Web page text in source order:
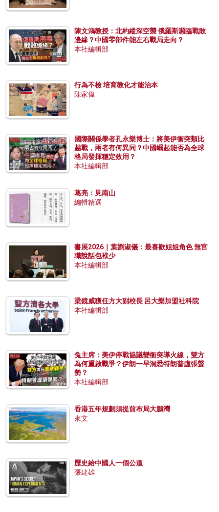
陳文鴻教授：北約縱深空襲 俄羅斯瀕臨戰敗
邊緣？中國零部件能左右戰局走向？
本社編輯部
行為不檢 培育教化才能治本
陳家偉
國際關係學者孔永樂博士：將美伊衝突類比
越戰，兩者有何異同？中國崛起能否為全球
格局發揮穩定效用？
本社編輯部
葛亮：見南山
編輯精選
書展2026｜葉劉淑儀：最喜歡姐姐角色 無官
職說話包袱少
本社編輯部
梁鏡威獲任方大副校長 呂大樂加盟社科院
本社編輯部
兔主席：美伊停戰協議變衝突導火線，雙方
為何重啟戰爭？伊朗一早洞悉特朗普虛張聲
勢？
本社編輯部
香港五年規劃須提前布局大鵬灣
來文
歷史給中國人一個公道
張建雄